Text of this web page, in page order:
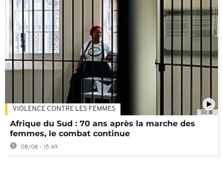
02:30
VIOLENCE CONTRE LES FEMMES
Afrique du Sud : 70 ans après la marche des
femmes, le combat continue
08/08 - 15:49